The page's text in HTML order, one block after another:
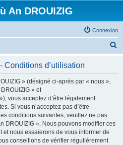
An DROUIZIG
Connexion
Conditions d’utilisation
» (désigné ci-après par « nous »,
» et
vous acceptez d’être légalement
Si vous n’acceptez pas d’être
conditions suivantes, veuillez ne pas
DROUIZIG ». Nous pouvons modifier ces
et nous essaierons de vous informer de
conseillons de vérifier régulièrement